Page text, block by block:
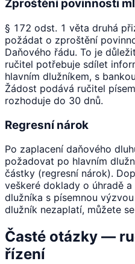
Zproštění povinnosti
§ 172 odst. 1 věta druhá
požádat o zproštění
Daňového řádu. To je
ručitel potřebuje sdílet
hlavním dlužníkem, s
Žádost podává ručitel
rozhoduje do 30 dnů.
Regresní nárok
Po zaplacení daňového
požadovat po hlavním
částky (regresní nárok).
veškeré doklady o úhradě
dlužníka s písemnou
dlužník nezaplatí, můžete
Časté otázky —
řízení